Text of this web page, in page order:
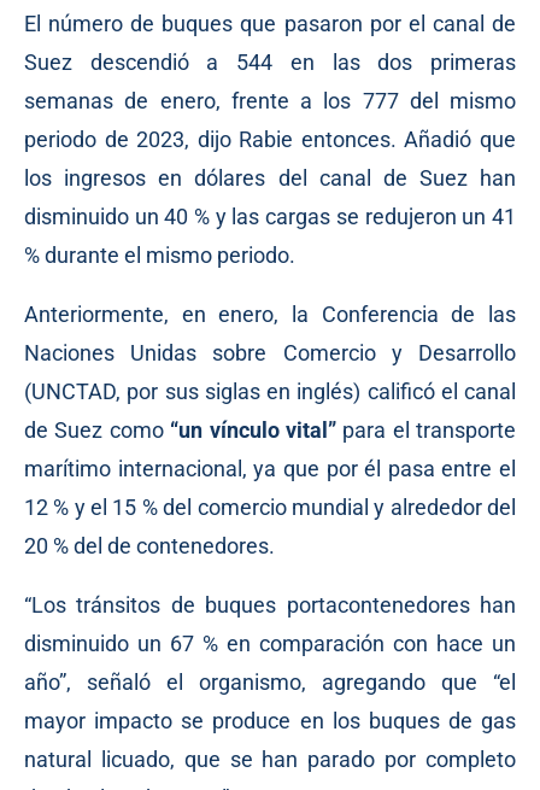
El número de buques que pasaron por el canal de
Suez descendió a 544 en las dos primeras
semanas de enero, frente a los 777 del mismo
periodo de 2023, dijo Rabie entonces. Añadió que
los ingresos en dólares del canal de Suez han
disminuido un 40 % y las cargas se redujeron un 41
% durante el mismo periodo.
Anteriormente, en enero, la Conferencia de las
Naciones Unidas sobre Comercio y Desarrollo
(UNCTAD, por sus siglas en inglés) calificóel canal
de Suez como “un vínculo vital”para el transporte
marítimo internacional, ya que por él pasa entre el
12 % y el 15 % del comercio mundial y alrededor del
20 % del de contenedores.
“Los tránsitos de buques portacontenedores han
disminuido un 67 % en comparación con hace un
año”, señaló el organismo, agregando que “el
mayor impacto se produce en los buques de gas
natural licuado, que se han parado por completo